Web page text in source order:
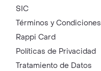
SIC
Términos y Condiciones
Rappi Card
Políticas de Privacidad
Tratamiento de Datos